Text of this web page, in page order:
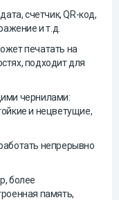
счетчик, QR-код,
и т.д.
печатать на
подходит для
чернилами:
и нецветущие,
непрерывно
более
память,